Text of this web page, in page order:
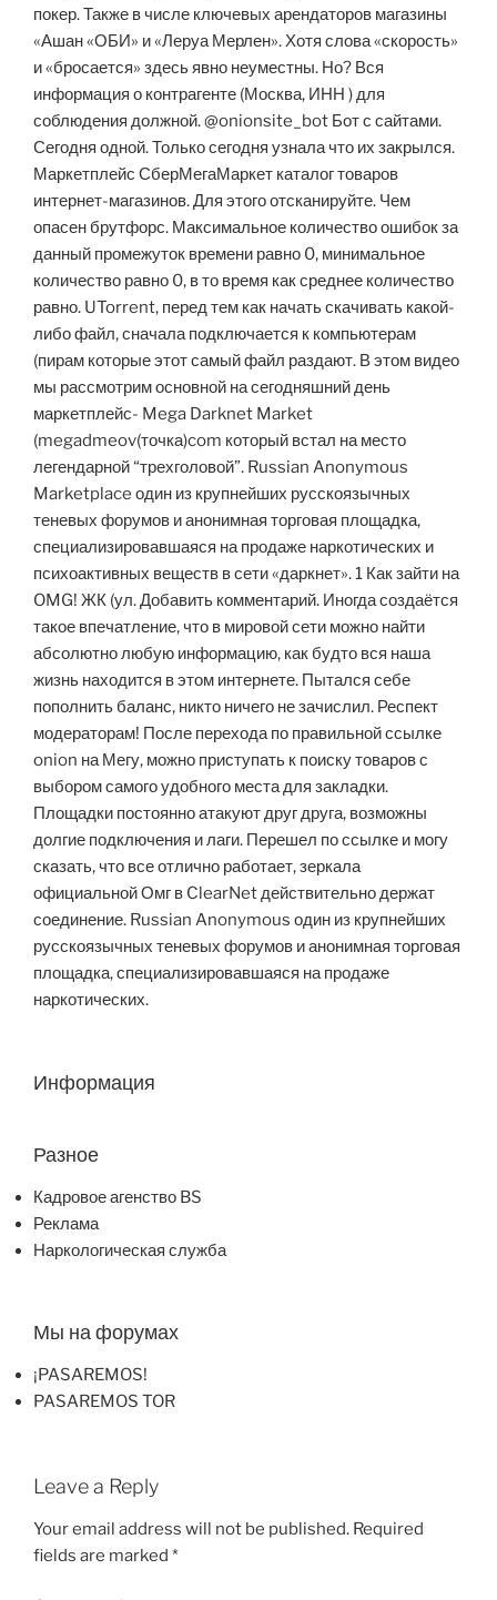
покер. Также в числе ключевых арендаторов магазины
«Ашан «ОБИ» и «Леруа Мерлен». Хотя слова «скорость»
и «бросается» здесь явно неуместны. Но? Вся
информация о контрагенте (Москва, ИНН ) для
соблюдения должной. @onionsite_bot Бот с сайтами.
Сегодня одной. Только сегодня узнала что их закрылся.
Маркетплейс СберМегаМаркет каталог товаров
интернет-магазинов. Для этого отсканируйте. Чем
опасен брутфорс. Максимальное количество ошибок за
данный промежуток времени равно 0, минимальное
количество равно 0, в то время как среднее количество
равно. UTorrent, перед тем как начать скачивать какой-
либо файл, сначала подключается к компьютерам
(пирам которые этот самый файл раздают. В этом видео
мы рассмотрим основной на сегодняшний день
маркетплейс- Mega Darknet Market
(megadmeov(точка)com который встал на место
легендарной “трехголовой”. Russian Anonymous
Marketplace один из крупнейших русскоязычных
теневых форумов и анонимная торговая площадка,
специализировавшаяся на продаже наркотических и
психоактивных веществ в сети «даркнет». 1 Как зайти на
OMG! ЖК (ул. Добавить комментарий. Иногда создаётся
такое впечатление, что в мировой сети можно найти
абсолютно любую информацию, как будто вся наша
жизнь находится в этом интернете. Пытался себе
пополнить баланс, никто ничего не зачислил. Респект
модераторам! После перехода по правильной ссылке
onion на Мегу, можно приступать к поиску товаров с
выбором самого удобного места для закладки.
Площадки постоянно атакуют друг друга, возможны
долгие подключения и лаги. Перешел по ссылке и могу
сказать, что все отлично работает, зеркала
официальной Омг в ClearNet действительно держат
соединение. Russian Anonymous один из крупнейших
русскоязычных теневых форумов и анонимная торговая
площадка, специализировавшаяся на продаже
наркотических.
Информация
Разное
Кадровое агенство BS
Реклама
Наркологическая служба
Мы на форумах
¡PASAREMOS!
PASAREMOS TOR
Leave a Reply
Your email address will not be published. Required
fields are marked *